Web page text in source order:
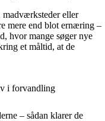
madværksteder eller
mere end blot ernæring –
hvor mange søger nye
et måltid, at de
i forvandling
– sådan klarer de